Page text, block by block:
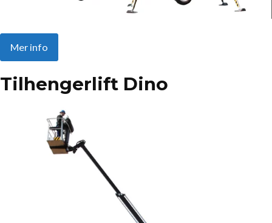
Mer info
Tilhengerlift Dino